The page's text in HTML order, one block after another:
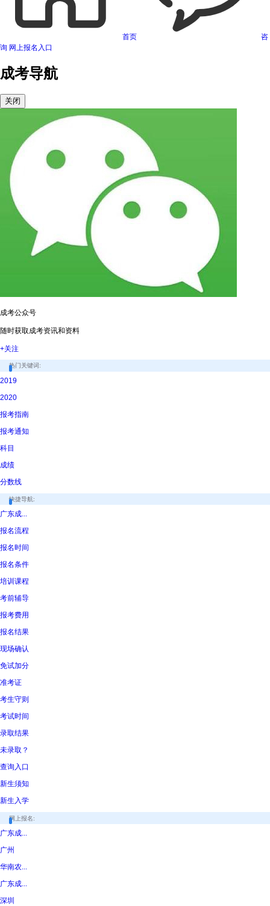
首页
咨
询 网上报名入口
成考导航
关闭
成考公众号
随时获取成考资讯和资料
+关注
热门关键词:
2019
2020
报考指南
报考通知
科目
成绩
分数线
快捷导航:
广东成...
报名流程
报名时间
报名条件
培训课程
考前辅导
报考费用
报名结果
现场确认
免试加分
准考证
考生守则
考试时间
录取结果
未录取？
查询入口
新生须知
新生入学
网上报名:
广东成...
广州
华南农...
广东成...
深圳